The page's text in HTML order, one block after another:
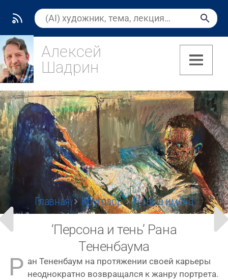
Алексей
Шадрин
(8)
Главная Кругозор Новые имена
‘Персона и тень’ Рана
Тененбаума
Р ан Тененбаум на про­тя­же­нии сво­ей карье­ры
неод­но­крат­но воз­вра­щал­ся к жан­ру порт­ре­та.